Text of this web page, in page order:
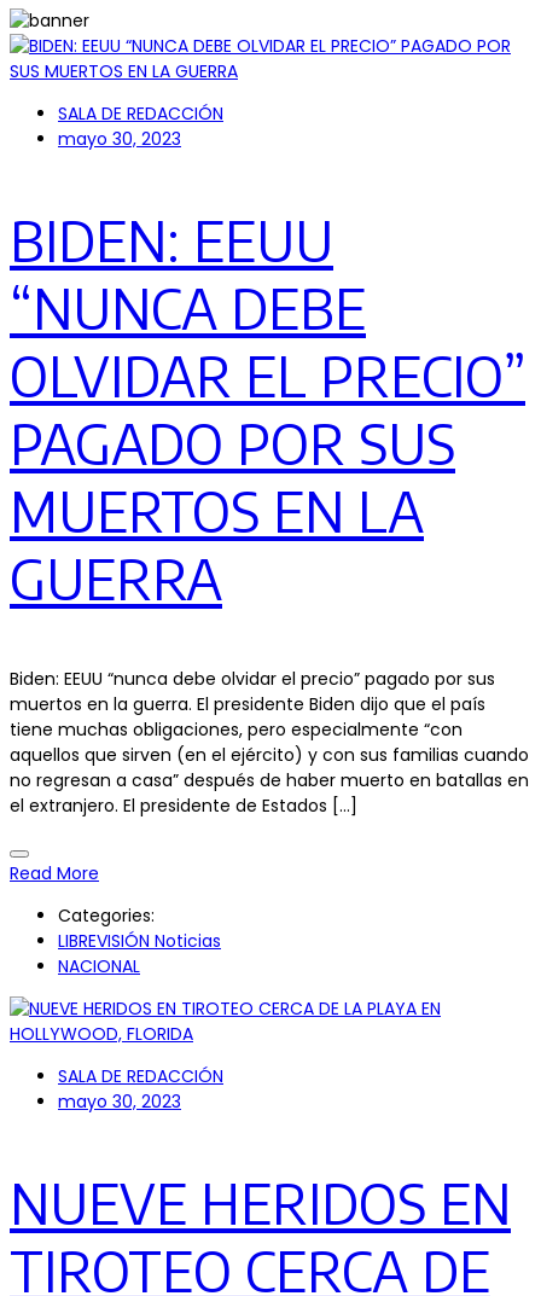
SALA DE REDACCIÓN
mayo 30, 2023
BIDEN: EEUU
“NUNCA DEBE
OLVIDAR EL PRECIO”
PAGADO POR SUS
MUERTOS EN LA
GUERRA
Biden: EEUU “nunca debe olvidar el precio” pagado por sus
muertos en la guerra. El presidente Biden dijo que el país
tiene muchas obligaciones, pero especialmente “con
aquellos que sirven (en el ejército) y con sus familias cuando
no regresan a casa” después de haber muerto en batallas en
el extranjero. El presidente de Estados […]
Read More
Categories:
LIBREVISIÓN Noticias
NACIONAL
SALA DE REDACCIÓN
mayo 30, 2023
NUEVE HERIDOS EN
TIROTEO CERCA DE